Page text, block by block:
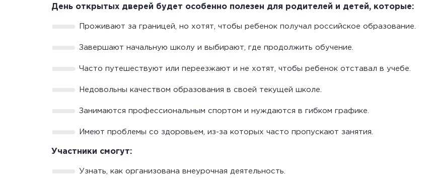
День открытых дверей будет особенно полезен для родителей и детей, которые:
Проживают за границей, но хотят, чтобы ребенок получал российское образование.
Завершают начальную школу и выбирают, где продолжить обучение.
Часто путешествуют или переезжают и не хотят, чтобы ребенок отставал в учебе.
Недовольны качеством образования в своей текущей школе.
Занимаются профессиональным спортом и нуждаются в гибком графике.
Имеют проблемы со здоровьем, из-за которых часто пропускают занятия.
Участники смогут:
Узнать, как организована внеурочная деятельность.